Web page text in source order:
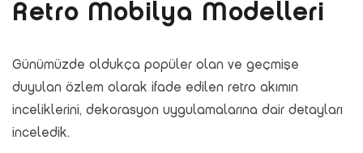
Retro Mobilya Modelleri
Günümüzde oldukça popüler olan ve geçmişe
duyulan özlem olarak ifade edilen retro akımın
inceliklerini, dekorasyon uygulamalarına dair detayları
inceledik.